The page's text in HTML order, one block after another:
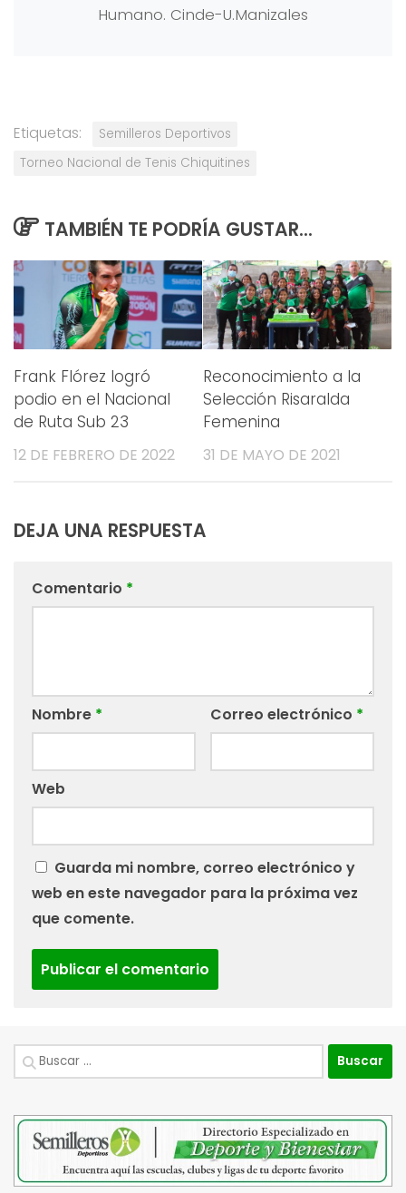
Humano. Cinde-U.Manizales
Etiquetas:
Semilleros Deportivos
Torneo Nacional de Tenis Chiquitines
TAMBIÉN TE PODRÍA GUSTAR...
Frank Flórez logró
podio en el Nacional
de Ruta Sub 23
12 DE FEBRERO DE 2022
Reconocimiento a la
Selección Risaralda
Femenina
31 DE MAYO DE 2021
DEJA UNA RESPUESTA
Comentario *
Nombre * Correo electrónico *
Web
Guarda mi nombre, correo electrónico y
web en este navegador para la próxima vez
que comente.
Buscar: